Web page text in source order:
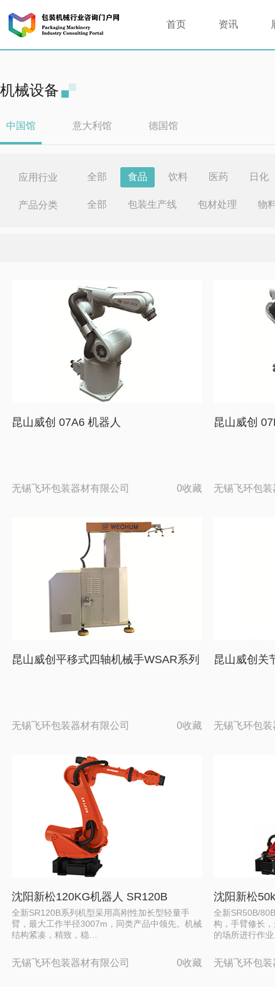
首页 资讯
机械设备
中国馆 意大利馆 德国馆
应用行业 全部 食品 饮料 医药 日化
产品分类 全部 包装生产线 包材处理 物
昆山威创 07A6 机器人
无锡飞环包装器材有限公司 0收藏
昆山威创
无锡飞环包
昆山威创平移式四轴机械手WSAR系列
无锡飞环包装器材有限公司 0收藏
昆山威创关
无锡飞环包
沈阳新松120KG机器人 SR120B
全新SR120B系列机型采用高刚性加长型轻量手
臂，最大工作半径3007m，同类产品中领先。机械
结构紧凑，精致，稳…
无锡飞环包装器材有限公司 0收藏
沈阳新松
全新SR50B/
构，手臂修长
的场所进行作
无锡飞环包